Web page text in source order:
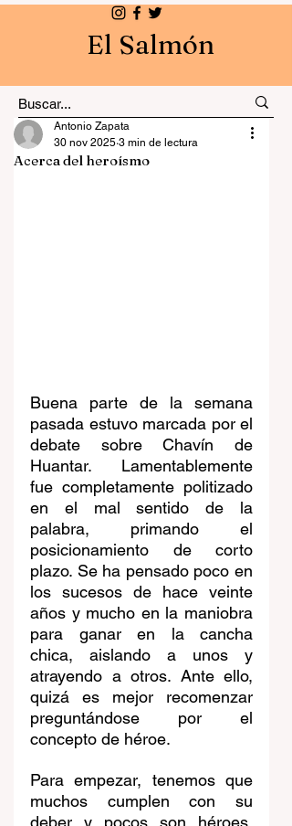
El Salmón
Acerca del heroísmo
Antonio Zapata
30 nov 2025 3 min de lectura
Buena parte de la semana
pasada estuvo marcada por el
debate sobre Chavín de
Huantar. Lamentablemente
fue completamente politizado
en el mal sentido de la
palabra, primando el
posicionamiento de corto
plazo. Se ha pensado poco en
los sucesos de hace veinte
años y mucho en la maniobra
para ganar en la cancha
chica, aislando a unos y
atrayendo a otros. Ante ello,
quizá es mejor recomenzar
preguntándose por el
concepto de héroe.
Para empezar, tenemos que
muchos cumplen con su
deber y pocos son héroes,